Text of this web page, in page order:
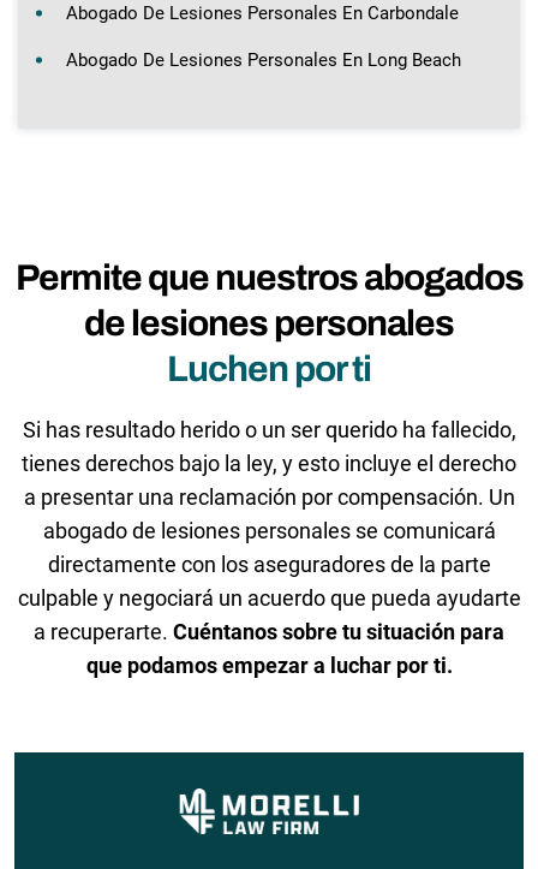
Abogado De Lesiones Personales En Carbondale
Abogado De Lesiones Personales En Long Beach
Permite que nuestros abogados
de lesiones personales
Luchen por ti
Si has resultado herido o un ser querido ha fallecido,
tienes derechos bajo la ley, y esto incluye el derecho
a presentar una reclamación por compensación. Un
abogado de lesiones personales se comunicará
directamente con los aseguradores de la parte
culpable y negociará un acuerdo que pueda ayudarte
a recuperarte. Cuéntanos sobre tu situación para
que podamos empezar a luchar por ti.